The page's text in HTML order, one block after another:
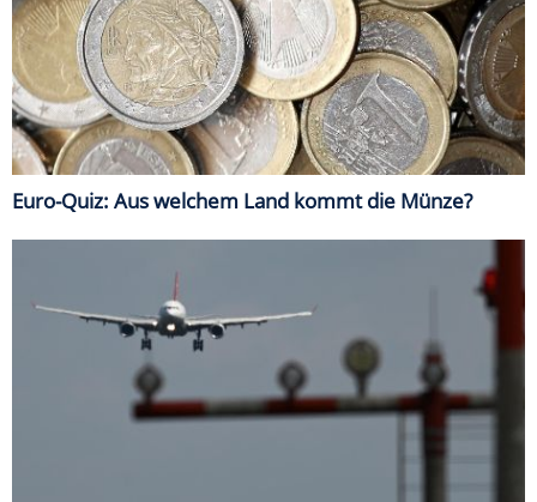
Euro-Quiz: Aus welchem Land kommt die Münze?